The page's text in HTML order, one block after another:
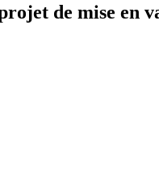
de mise en